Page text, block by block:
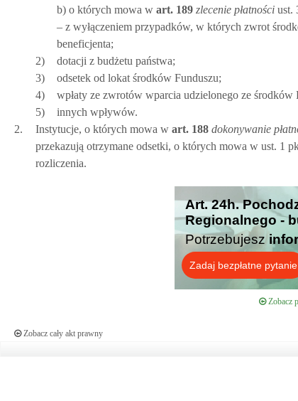
b) o których mowa w art. 189 zlecenie płatności ust.
– z wyłączeniem przypadków, w których zwrot
beneficjenta;
2)
dotacji z budżetu państwa;
3)
odsetek od lokat środków Funduszu;
4)
wpłaty ze zwrotów wparcia udzielonego ze
5)
innych wpływów.
2.
Instytucje, o których mowa w art. 188 dokonywanie
przekazują otrzymane odsetki, o których mowa w ust. 1
rozliczenia.
Art. 24h.
Regionalnego -
Potrzebujesz
Zadaj bezpłatne pytanie
Zobacz
Zobacz cały akt prawny